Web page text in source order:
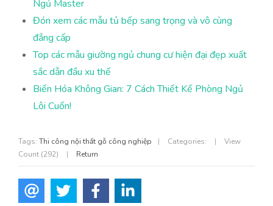
Ngủ Master
Đón xem các mẫu tủ bếp sang trọng và vô cùng
đẳng cấp
Top các mẫu giường ngủ chung cư hiện đại đẹp xuất
sắc dẫn đầu xu thế
Biến Hóa Không Gian: 7 Cách Thiết Kế Phòng Ngủ
Lôi Cuốn!
Tags: Thi công nội thất gỗ công nghiệp | Categories: |
View
Count (292)
| Return